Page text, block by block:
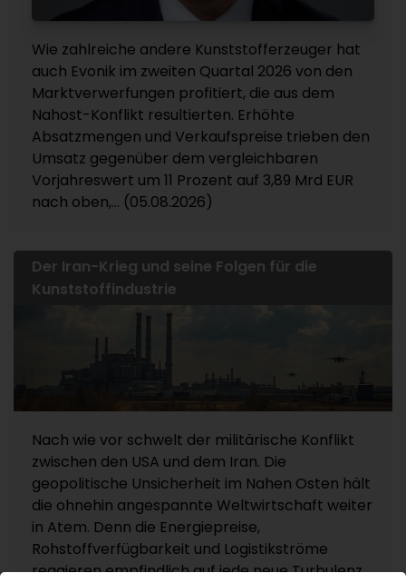
Wie zahlreiche andere Kunststofferzeuger hat
auch Evonik im zweiten Quartal 2026 von den
Marktverwerfungen profitiert, die aus dem
Nahost-Konflikt resultierten. Erhöhte
Absatzmengen und Verkaufspreise trieben den
Umsatz gegenüber dem vergleichbaren
Vorjahreswert um 11 Prozent auf 3,89 Mrd EUR
nach oben,... (05.08.2026)
Der Iran-Krieg und seine Folgen für die
Kunststoffindustrie
Nach wie vor schwelt der militärische Konflikt
zwischen den USA und dem Iran. Die
geopolitische Unsicherheit im Nahen Osten hält
die ohnehin angespannte Weltwirtschaft weiter
in Atem. Denn die Energiepreise,
Rohstoffverfügbarkeit und Logistikströme
reagieren empfindlich auf jede neue Turbulenz.